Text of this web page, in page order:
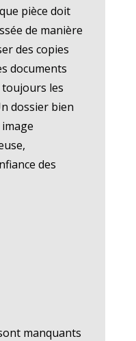
pièce doit
de manière
des copies
documents
les
dossier bien
des
manquants